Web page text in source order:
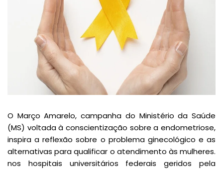
O Março Amarelo, campanha do Ministério da Saúde
(MS) voltada à conscientização sobre a endometriose,
inspira a reflexão sobre o problema ginecológico e as
alternativas para qualificar o atendimento às mulheres.
nos hospitais universitários federais geridos pela